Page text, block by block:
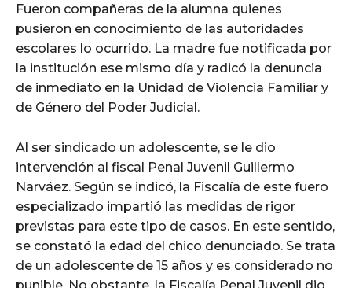
Fueron compañeras de la alumna quienes
pusieron en conocimiento de las autoridades
escolares lo ocurrido. La madre fue notificada por
la institución ese mismo día y radicó la denuncia
de inmediato en la Unidad de Violencia Familiar y
de Género del Poder Judicial.
Al ser sindicado un adolescente, se le dio
intervención al fiscal Penal Juvenil Guillermo
Narváez. Según se indicó, la Fiscalía de este fuero
especializado impartió las medidas de rigor
previstas para este tipo de casos. En este sentido,
se constató la edad del chico denunciado. Se trata
de un adolescente de 15 años y es considerado no